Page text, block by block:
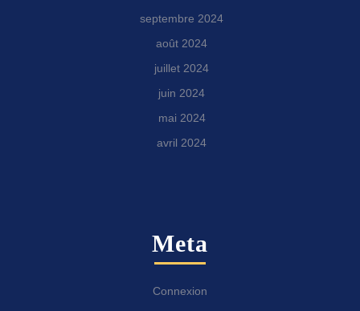
septembre 2024
août 2024
juillet 2024
juin 2024
mai 2024
avril 2024
Meta
Connexion